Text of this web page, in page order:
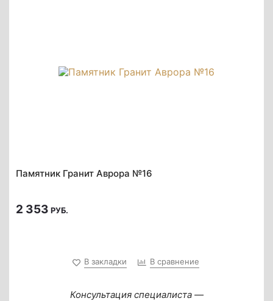
Памятник Гранит Аврора №16
2 353 РУБ.
В закладки В сравнение
Консультация специалиста —